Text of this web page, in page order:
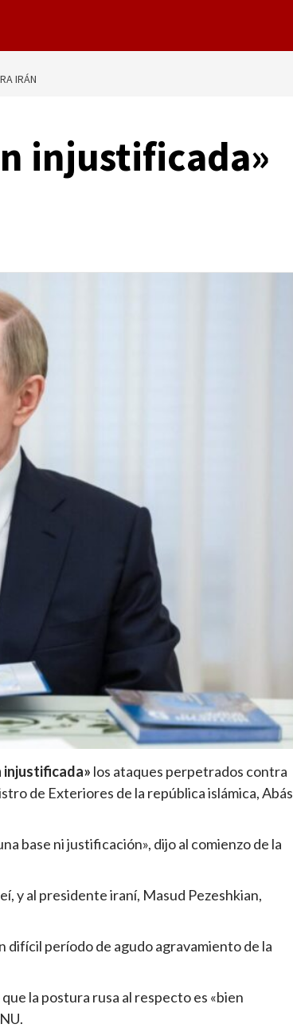
IRÁN
injustificada»
injustificada» los ataques perpetrados contra
de Exteriores de la república islámica, Abás
base ni justificación», dijo al comienzo de la
y al presidente iraní, Masud Pezeshkian,
difícil período de agudo agravamiento de la
la postura rusa al respecto es «bien